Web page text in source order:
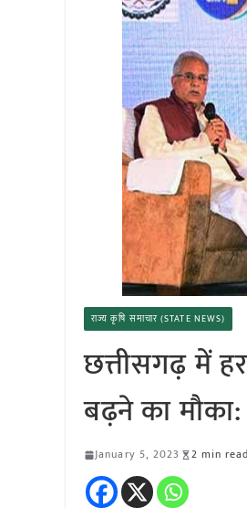
राज्य कृषि समाचार (STATE NEWS)
छत्तीसगढ़ में
बढ़ने का मौका:
January 5, 2023 2 min read